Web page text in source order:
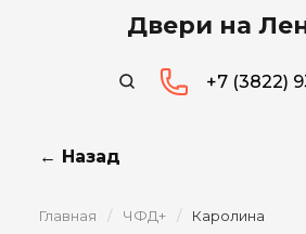
Двери на
+7 (3822)
← Назад
Главная / ЧФД+ / Каролина